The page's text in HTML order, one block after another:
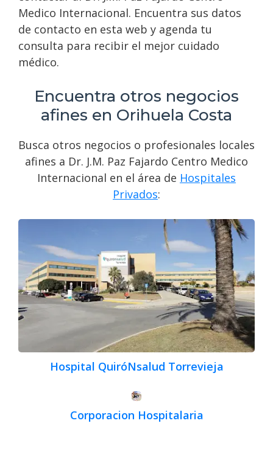
Medico Internacional. Encuentra sus datos
de contacto en esta web y agenda tu
consulta para recibir el mejor cuidado
médico.
Encuentra otros negocios
afines en Orihuela Costa
Busca otros negocios o profesionales locales
afines a Dr. J.M. Paz Fajardo Centro Medico
Internacional en el área de Hospitales
Privados:
Hospital QuiróNsalud Torrevieja
Corporacion Hospitalaria